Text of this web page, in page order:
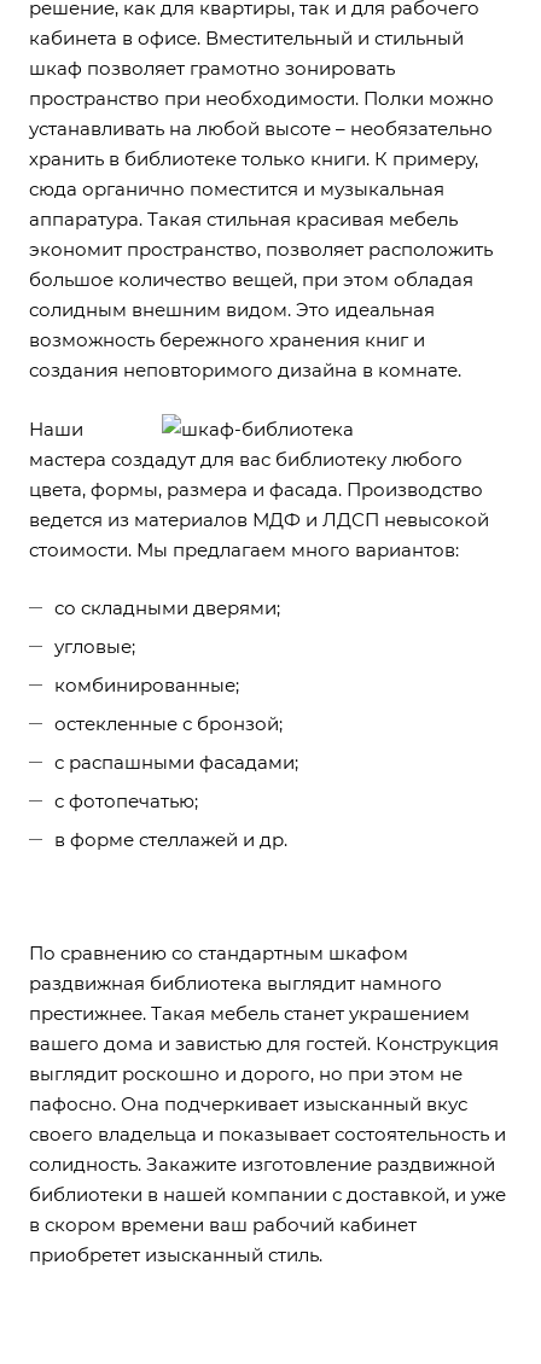
решение, как для квартиры, так и для рабочего
кабинета в офисе. Вместительный и стильный
шкаф позволяет грамотно зонировать
пространство при необходимости. Полки можно
устанавливать на любой высоте – необязательно
хранить в библиотеке только книги. К примеру,
сюда органично поместится и музыкальная
аппаратура. Такая стильная красивая мебель
экономит пространство, позволяет расположить
большое количество вещей, при этом обладая
солидным внешним видом. Это идеальная
возможность бережного хранения книг и
создания неповторимого дизайна в комнате.
Наши
мастера создадут для вас библиотеку любого
цвета, формы, размера и фасада. Производство
ведется из материалов МДФ и ЛДСП невысокой
стоимости. Мы предлагаем много вариантов:
со складными дверями;
угловые;
комбинированные;
остекленные с бронзой;
с распашными фасадами;
с фотопечатью;
в форме стеллажей и др.
По сравнению со стандартным шкафом
раздвижная библиотека выглядит намного
престижнее. Такая мебель станет украшением
вашего дома и завистью для гостей. Конструкция
выглядит роскошно и дорого, но при этом не
пафосно. Она подчеркивает изысканный вкус
своего владельца и показывает состоятельность и
солидность. Закажите изготовление раздвижной
библиотеки в нашей компании с доставкой, и уже
в скором времени ваш рабочий кабинет
приобретет изысканный стиль.